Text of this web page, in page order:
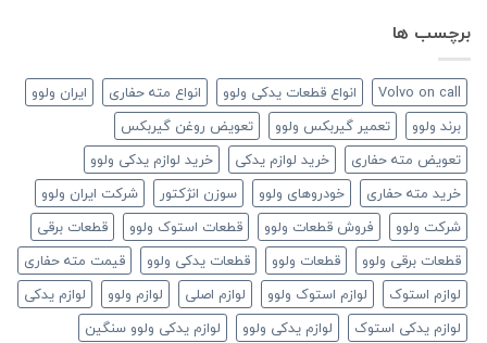
برچسب ها
Volvo on call انواع قطعات یدکی ولوو انواع مته حفاری
ایران ولوو
برند ولوو
تعمیر گیربکس ولوو
تعویض روغن گیربکس
تعویض مته حفاری
خرید لوازم یدکی
خرید لوازم یدکی ولوو
خرید مته حفاری
خودروهای ولوو سوزن انژکتور
شرکت ایران ولوو
شرکت ولوو
فروش قطعات ولوو قطعات استوک ولوو
قطعات برقی
قطعات برقی ولوو
قطعات ولوو قطعات یدکی ولوو
قیمت مته حفاری
لوازم استوک
لوازم استوک ولوو لوازم اصلی لوازم ولوو
لوازم یدکی
لوازم یدکی استوک
لوازم یدکی ولوو
لوازم یدکی ولوو سنگین